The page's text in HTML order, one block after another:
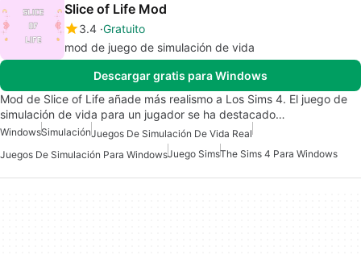
Slice of Life Mod
3.4 Gratuito
mod de juego de simulación de vida
Descargar gratis para Windows
Mod de Slice of Life añade más realismo a Los Sims 4. El juego de
simulación de vida para un jugador se ha destacado…
WindowsSimulaciónJuegos De Simulación De Vida Real
Juegos De Simulación Para WindowsJuego SimsThe Sims 4 Para Windows